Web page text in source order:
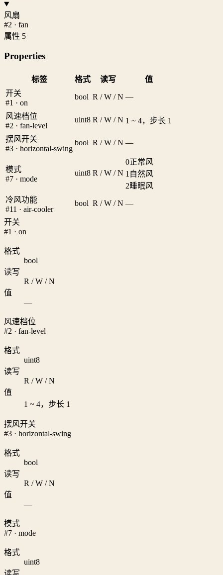
风扇
#2 · fan
属性 5
Properties
标签 格式 读写
值
开关
#1 · on
bool R / W / N —
风速档位
#2 · fan-level
uint8 R / W / N 1 ~ 4，步长 1
摆风开关
#3 · horizontal-swing
bool R / W / N —
模式
#7 · mode
uint8 R / W / N
0正常风
1 自然风
2睡眠风
冷风功能
#11 · air-cooler
bool R / W / N —
开关
#1 · on
格式
bool
读写
R / W / N
值
—
风速档位
#2 · fan-level
格式
uint8
读写
R / W / N
值
1 ~ 4，步长 1
摆风开关
#3 · horizontal-swing
格式
bool
读写
R / W / N
值
—
模式
#7 · mode
格式
uint8
读写